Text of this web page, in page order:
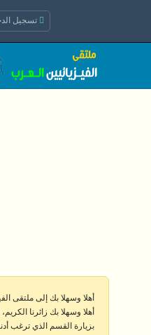
تسجيل
أهلا وسهلا بك إلى ملتقى
أهلا وسهلا بك زائرنا
بزيارة القسم الذي ترغب